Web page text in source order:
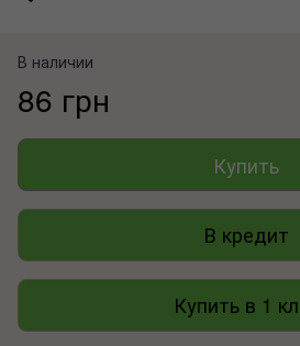
В наличии
86 грн
Купить
В кредит
Купить в 1